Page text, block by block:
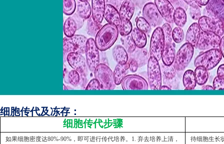
细胞传代及冻存：
细胞传代步骤
如果细胞密度达80%-90%，即可进行传代培养。1. 弃去培养上清，
待细胞生长